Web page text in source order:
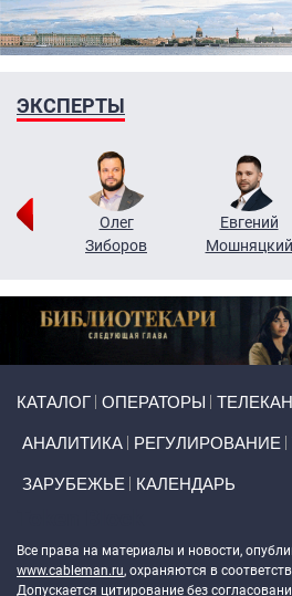
ЭКСПЕРТЫ
Олег
Зиборов
Евгений
Мошняцкий
КАТАЛОГ ОПЕРАТОРЫ
АНАЛИТИКА РЕГУЛИРОВАНИЕ
ЗАРУБЕЖЬЕ КАЛЕНДАРЬ
Все права на материалы и новости,
www.cableman.ru, охраняются в
Допускается цитирование без